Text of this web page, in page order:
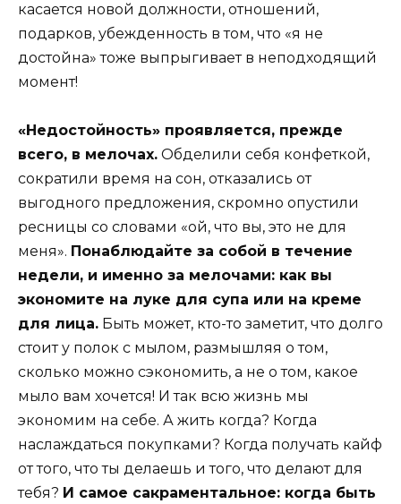
касается новой должности, отношений,
подарков, убежденность в том, что «я не
достойна» тоже выпрыгивает в неподходящий
момент!
«Недостойность» проявляется, прежде
всего, в мелочах. Обделили себя конфеткой,
сократили время на сон, отказались от
выгодного предложения, скромно опустили
ресницы со словами «ой, что вы, это не для
меня». Понаблюдайте за собой в течение
недели, и именно за мелочами: как вы
экономите на луке для супа или на креме
для лица. Быть может, кто-то заметит, что долго
стоит у полок с мылом, размышляя о том,
сколько можно сэкономить, а не о том, какое
мыло вам хочется! И так всю жизнь мы
экономим на себе. А жить когда? Когда
наслаждаться покупками? Когда получать кайф
от того, что ты делаешь и того, что делают для
тебя? И самое сакраментальное: когда быть